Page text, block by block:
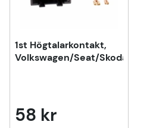
1st Högtalarkontakt,
Volkswagen/Seat/Skoda
58 kr